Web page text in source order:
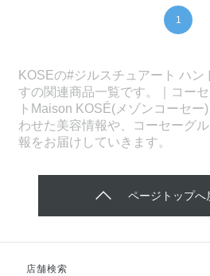
1
KOSEの#ジルスチュアート ハン
すの関連商品一覧です。｜コー
トMaison KOSÉ(メゾンコーセ
わせた美容情報や、コーセーグ
報をお届けしていきます。
ページトップへ
店舗検索